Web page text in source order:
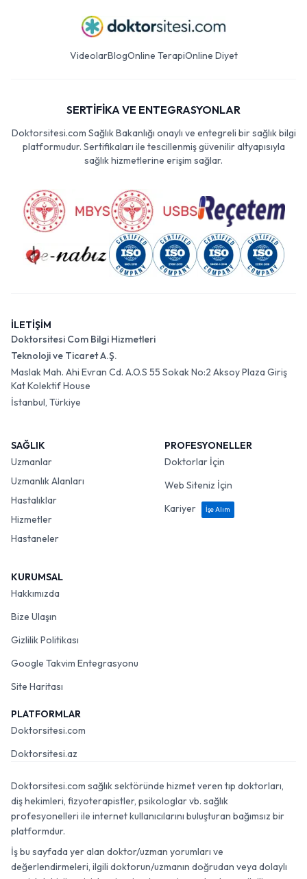
VideolarBlogOnline TerapiOnline Diyet
SERTİFİKA VE ENTEGRASYONLAR
Doktorsitesi.com Sağlık Bakanlığı onaylı ve entegreli bir sağlık bilgi
platformudur. Sertifikaları ile tescillenmiş güvenilir altyapısıyla
sağlık hizmetlerine erişim sağlar.
İLETİŞİM
Doktorsitesi Com Bilgi Hizmetleri
Teknoloji ve Ticaret A.Ş.
Maslak Mah. Ahi Evran Cd. A.O.S 55 Sokak No:2 Aksoy Plaza Giriş
Kat Kolektif House
İstanbul, Türkiye
SAĞLIK
Uzmanlar
Uzmanlık Alanları
Hastalıklar
Hizmetler
Hastaneler
PROFESYONELLER
Doktorlar İçin
Web Siteniz İçin
Kariyer
İşe Alım
KURUMSAL
Hakkımızda
Bize Ulaşın
Gizlilik Politikası
Google Takvim Entegrasyonu
Site Haritası
PLATFORMLAR
Doktorsitesi.com
Doktorsitesi.az
Doktorsitesi.com sağlık sektöründe hizmet veren tıp doktorları,
diş hekimleri, fizyoterapistler, psikologlar vb. sağlık
profesyonelleri ile internet kullanıcılarını buluşturan bağımsız bir
platformdur.
İş bu sayfada yer alan doktor/uzman yorumları ve
değerlendirmeleri, ilgili doktorun/uzmanın doğrudan veya dolaylı